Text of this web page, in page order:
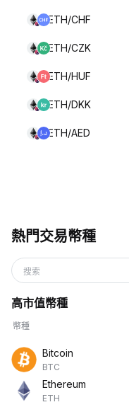
ETH/CHF
ETH/CZK
ETH/HUF
ETH/DKK
ETH/AED
熱門交易幣種
搜索
高市值幣種
幣種
Bitcoin
BTC
Ethereum
ETH